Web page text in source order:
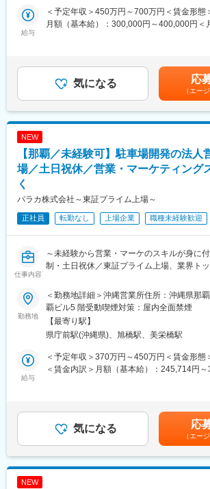
器の開発など、「地盤」に関する総合コン
す。
・調査・採取
・解析
■同社の魅力：
当事業は、大手ゼネコンや、公共事業にお
化や社員の働きやすい環境も整えております
地震対策のニーズが高まっており、今後も
創業以来、85発以上の機雷・爆雷・魚雷、
88,000発以上の砲弾類を発見するなど、数
た。
■配属部署の組織構成
所長1名 60代 後任候補を探しています
給与
＜予定年収＞450万円～700万円＜賃金形態
月額（基本給）：300,000円～400,000円＜
ります。月給(月額)は固定手当を含めた表記
気になる 応
（エー
NEW
【那覇／未経験可】駐車場開発の法人
場／土日祝休／営業・マーケティング
く
パラカ株式会社～東証プライム上場～
正社員 転勤なし 上場企業 職種未経験歓迎
仕事内容
～未経験から営業・マーケのスキルが身に
制・土日祝休／東証プライム上場、業界ト
■業務概要
土地オーナー様や企業に対し、コインパー
を提案する営業職です。
物件開拓、提案、契約、レイアウト作成、収
務を担当します。
沖縄拠点はこれから本格的に拡大するフェ
・マーケティング（候補地の調査）
L建物利用・人の流れ・交通量など地域特性
勤務地
＜勤務地詳細＞沖縄営業所住所：沖縄県那
覇ビル5 階受動喫煙対策：屋内全面禁煙
【最寄り駅】
県庁前駅(沖縄県)、旭橋駅、美栄橋駅
給与
＜予定年収＞370万円～450万円＜賃金形態
＜賃金内訳＞月額（基本給）：245,714円
給与補足＞■賞与：年2回（6月、12月）■昇
職の年収を考慮します。賃金はあくまでも
考を通じて上下する可能性があります。月
めた表記です。
気になる 応
（エー
NEW